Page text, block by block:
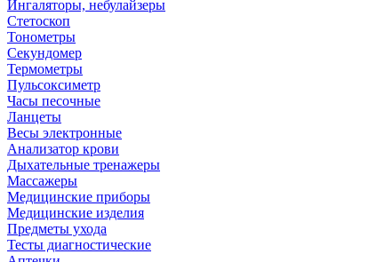
Ингаляторы, небулайзеры
Стетоскоп
Тонометры
Секундомер
Термометры
Пульсоксиметр
Часы песочные
Ланцеты
Весы электронные
Анализатор крови
Дыхательные тренажеры
Массажеры
Медицинские приборы
Медицинские изделия
Предметы ухода
Тесты диагностические